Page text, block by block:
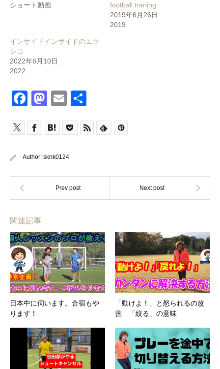
ショート動画
football traning
2019年6月26日
2019
インサイドインサイドのエラ
シコ
2022年6月10日
2022
Facebook
Mastodon
Email
Author: sknk0124
関連記事
日本中に伺います。合宿もや
ります！
「動けよ！」と怒られるの改
善 「絞る」の意味